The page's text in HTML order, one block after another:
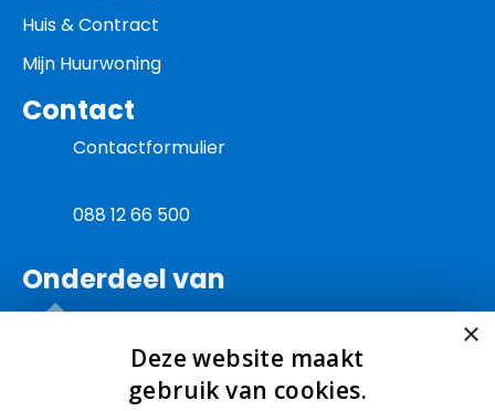
Huis & Contract
Mijn Huurwoning
Contact
Contactformulier
088 12 66 500
Onderdeel van
×
Deze website maakt
gebruik van cookies.